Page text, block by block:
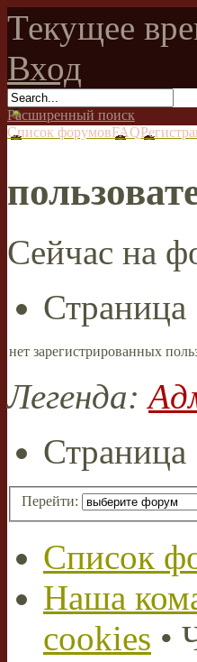
Текущее
Вход
Расширенный поиск
Список форумовFAQ
Сейчас на
Страница
нет зарегистрированных
Легенда:
Страница
Перейти:
Список
Наша
cookies •